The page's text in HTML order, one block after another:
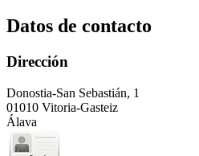
Datos de contacto
Dirección
Donostia-San Sebastián, 1
01010 Vitoria-Gasteiz
Álava